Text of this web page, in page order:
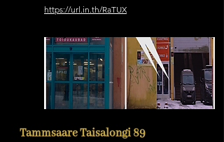
https://url.in.th/RaTUX
Tammsaare Taisalongi 89